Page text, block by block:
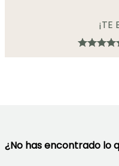
¡TE
¿No has encontrado lo